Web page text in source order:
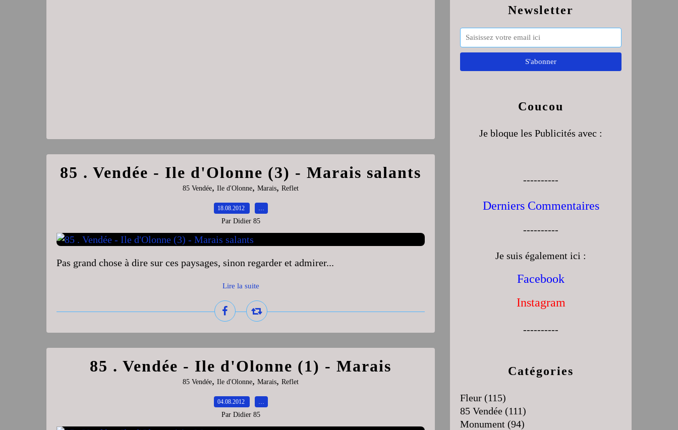
85 . Vendée - Ile d'Olonne (3) - Marais salants
85 Vendée, Ile d'Olonne, Marais, Reflet
18.08.2012 …
Par Didier 85
Pas grand chose à dire sur ces paysages, sinon regarder et admirer...
Lire la suite
85 . Vendée - Ile d'Olonne (1) - Marais
85 Vendée, Ile d'Olonne, Marais, Reflet
04.08.2012 …
Par Didier 85
Newsletter
Catégories
Fleur (115)
85 Vendée (111)
Monument (94)
Coucou
Je bloque les Publicités avec :
----------
Derniers Commentaires
----------
Je suis également ici :
Facebook
Instagram
----------